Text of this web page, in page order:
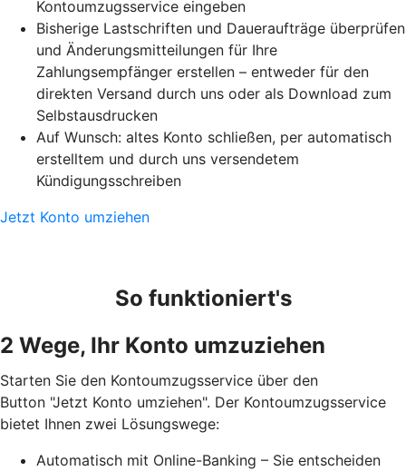
Kontoumzugsservice eingeben
Bisherige Lastschriften und Daueraufträge überprüfen
und Änderungsmitteilungen für Ihre
Zahlungsempfänger erstellen – entweder für den
direkten Versand durch uns oder als Download zum
Selbstausdrucken
Auf Wunsch: altes Konto schließen, per automatisch
erstelltem und durch uns versendetem
Kündigungsschreiben
Jetzt Konto umziehen
So funktioniert's
2 Wege, Ihr Konto umzuziehen
Starten Sie den Kontoumzugsservice über den
Button "Jetzt Konto umziehen". Der Kontoumzugsservice
bietet Ihnen zwei Lösungswege:
Automatisch mit Online-Banking – Sie entscheiden